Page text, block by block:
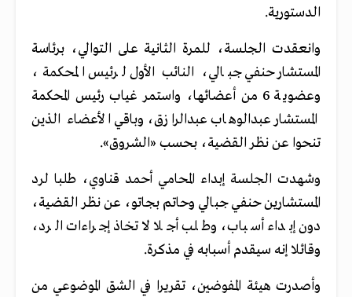
الدستورية.
وانعقدت الجلسة، للمرة الثانية على التوالي، برئاسة
المستشار حنفي جبالي، النائب الأول لرئيس المحكمة،
وعضوية 6 من أعضائها، واستمر غياب رئيس المحكمة
المستشار عبدالوهاب عبدالرازق، وباقي الأعضاء الذين
تنحوا عن نظر القضية، بحسب «الشروق».
وشهدت الجلسة إبداء المحامي أحمد قناوي، طلبا لرد
المستشارين حنفي جبالي وحاتم بجاتو، عن نظر القضية،
دون إبداء أسباب، وطلب أجلا لاتخاذ إجراءات الرد،
وقائلا إنه سيقدم أسبابه في مذكرة.
وأصدرت هيئة المفوضين، تقريرا في الشق الموضوعي من